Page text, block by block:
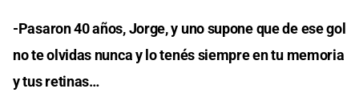
-Pasaron 40 años, Jorge, y uno supone que de ese gol
no te olvidas nunca y lo tenés siempre en tu memoria
y tus retinas…